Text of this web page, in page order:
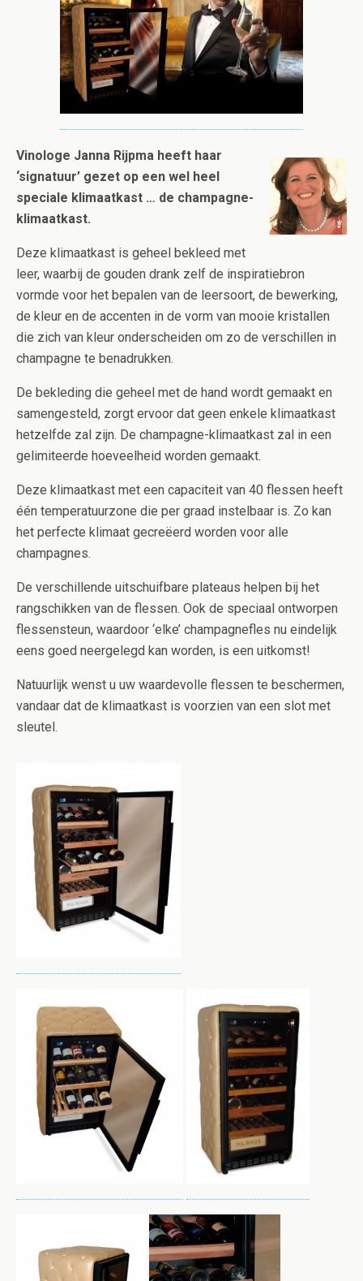
Vinologe Janna Rijpma heeft haar
‘signatuur’ gezet op een wel heel
speciale klimaatkast … de champagne-
klimaatkast.
Deze klimaatkast is geheel bekleed met
leer, waarbij de gouden drank zelf de inspiratiebron
vormde voor het bepalen van de leersoort, de bewerking,
de kleur en de accenten in de vorm van mooie kristallen
die zich van kleur onderscheiden om zo de verschillen in
champagne te benadrukken.
De bekleding die geheel met de hand wordt gemaakt en
samengesteld, zorgt ervoor dat geen enkele klimaatkast
hetzelfde zal zijn. De champagne-klimaatkast zal in een
gelimiteerde hoeveelheid worden gemaakt.
Deze klimaatkast met een capaciteit van 40 flessen heeft
één temperatuurzone die per graad instelbaar is. Zo kan
het perfecte klimaat gecreëerd worden voor alle
champagnes.
De verschillende uitschuifbare plateaus helpen bij het
rangschikken van de flessen. Ook de speciaal ontworpen
flessensteun, waardoor ‘elke’ champagnefles nu eindelijk
eens goed neergelegd kan worden, is een uitkomst!
Natuurlijk wenst u uw waardevolle flessen te beschermen,
vandaar dat de klimaatkast is voorzien van een slot met
sleutel.